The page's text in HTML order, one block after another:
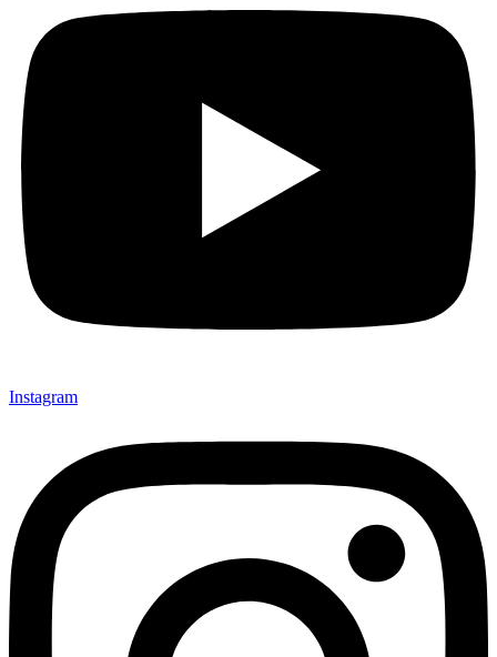
Instagram